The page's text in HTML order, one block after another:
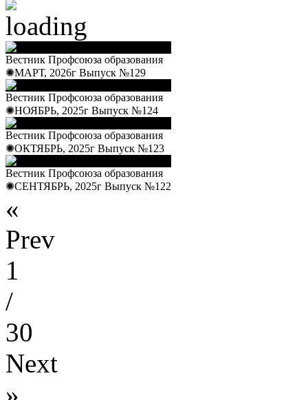
Вестник Профсоюза образования
✺МАРТ, 2026г Выпуск №129
Вестник Профсоюза образования
✺НОЯБРЬ, 2025г Выпуск №124
Вестник Профсоюза образования
✺ОКТЯБРЬ, 2025г Выпуск №123
Вестник Профсоюза образования
✺СЕНТЯБРЬ, 2025г Выпуск №122
«
Prev
1
/
30
Next